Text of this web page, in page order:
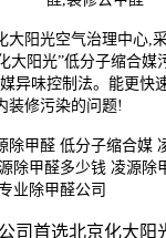
大阳光空气治理中心,
大阳光”低分子缩合媒
异味控制法。能更快
装修污染的问题!
除甲醛 低分子缩合媒
除甲醛多少钱 凌源除
业除甲醛公司